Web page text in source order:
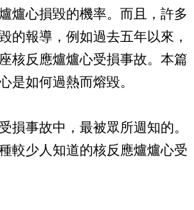
爐心損毀的機率。而且，許多
的報導，例如過去五年以來，
核反應爐爐心受損事故。本篇
是如何過熱而熔毀。
損事故中，最被眾所週知的。
較少人知道的核反應爐爐心受